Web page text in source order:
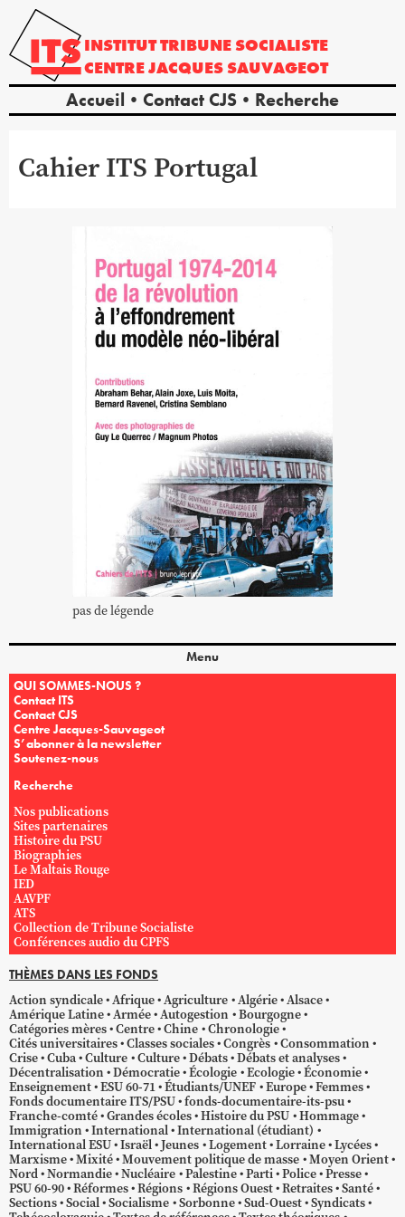
INSTITUTTRIBUNE SOCIALISTE
CENTREJACQUES SAUVAGEOT
Accueil Contact CJS Recherche
Cahier ITS Portugal
pas de légende
Menu
QUI SOMMES-NOUS ?
Contact ITS
Contact CJS
Centre Jacques-Sauvageot
S’abonner à la newsletter
Soutenez-nous
Recherche
Nos publications
Sites partenaires
Histoire du PSU
Biographies
Le Maltais Rouge
IED
AAVPF
ATS
Collection de Tribune Socialiste
Conférences audio du CPFS
THÈMES DANS LES FONDS
Action syndicale Afrique Agriculture Algérie Alsace
Amérique Latine Armée Autogestion
Bourgogne
Catégories mères Centre Chine Chronologie
Cités universitaires Classes sociales Congrès Consommation
Crise Cuba Culture Culture Débats Débats et analyses
Décentralisation Démocratie Écologie Ecologie Économie
Enseignement ESU 60-71 Étudiants/UNEF Europe Femmes
Fonds documentaire ITS/PSU fonds-documentaire-its-psu
Franche-comté Grandes écoles Histoire du PSU Hommage
Immigration International International (étudiant)
International ESU Israël Jeunes Logement Lorraine Lycées
Marxisme Mixité Mouvement politique de masse Moyen Orient
Nord Normandie Nucléaire Palestine Parti Police Presse
PSU 60-90 Réformes Régions Régions Ouest Retraites Santé
Sections Social Socialisme Sorbonne Sud-Ouest Syndicats